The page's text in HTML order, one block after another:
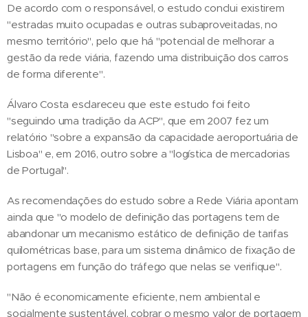
De acordo com o responsável, o estudo conclui existirem
"estradas muito ocupadas e outras subaproveitadas, no
mesmo território", pelo que há "potencial de melhorar a
gestão da rede viária, fazendo uma distribuição dos carros
de forma diferente".
Álvaro Costa esclareceu que este estudo foi feito
"seguindo uma tradição da ACP", que em 2007 fez um
relatório "sobre a expansão da capacidade aeroportuária de
Lisboa" e, em 2016, outro sobre a "logística de mercadorias
de Portugal".
As recomendações do estudo sobre a Rede Viária apontam
ainda que "o modelo de definição das portagens tem de
abandonar um mecanismo estático de definição de tarifas
quilométricas base, para um sistema dinâmico de fixação de
portagens em função do tráfego que nelas se verifique".
"Não é economicamente eficiente, nem ambiental e
socialmente sustentável, cobrar o mesmo valor de portagem